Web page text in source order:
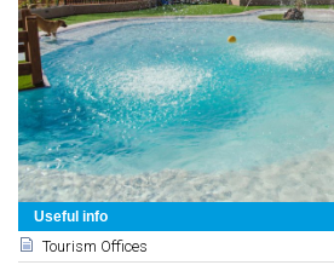
Useful info
Tourism Offices